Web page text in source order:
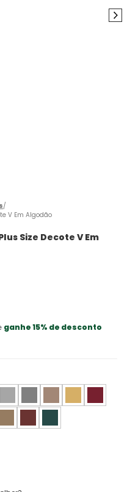
V Em Algodão
Size Decote V Em
ganhe 15% de desconto